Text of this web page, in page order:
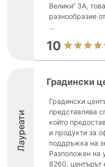
Велики“ 3А,
разнообразие
...
10
Лауреати
Градински
Градински
представлява
който
и продукти за
поддръжка на
Разположен на
8260, центърът